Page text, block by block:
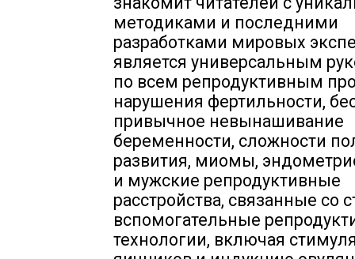
методиками и последними
разработками мировых
является универсальным
по всем репродуктивным
нарушения фертильности,
привычное невынашивание
беременности, сложности
развития, миомы,
и мужские репродуктивные
расстройства, связанные со
вспомогательные
технологии, включая